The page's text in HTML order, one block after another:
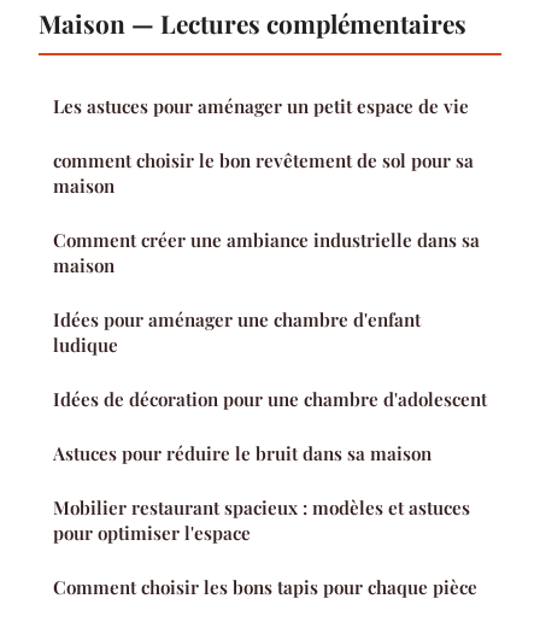
Maison — Lectures complémentaires
Les astuces pour aménager un petit espace de vie
comment choisir le bon revêtement de sol pour sa
maison
Comment créer une ambiance industrielle dans sa
maison
Idées pour aménager une chambre d'enfant
ludique
Idées de décoration pour une chambre d'adolescent
Astuces pour réduire le bruit dans sa maison
Mobilier restaurant spacieux : modèles et astuces
pour optimiser l'espace
Comment choisir les bons tapis pour chaque pièce